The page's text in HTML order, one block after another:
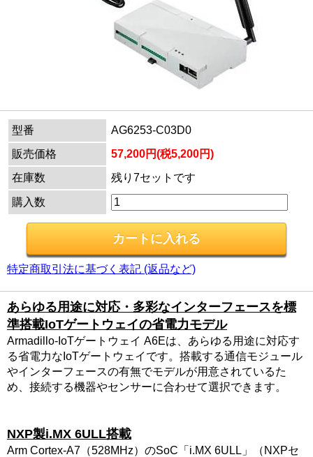
型番
AG6253-C03D0
販売価格
57,200円(税5,200円)
在庫数
残り7セットです
購入数
特定商取引法に基づく表記 (返品など)
あらゆる用途に対応・多彩なインターフェースを標
準搭載IoTゲートウェイの省電力モデル
Armadillo-IoTゲートウェイ A6Eは、あらゆる用途に対応す
る省電力なIoTゲートウェイです。搭載する通信モジュール
やインターフェースの有無でモデルが用意されているた
め、接続する機器やセンサーに合わせて選択できます。
NXP製i.MX 6ULL搭載
Arm Cortex-A7（528MHz）のSoC「i.MX 6ULL」（NXPセ